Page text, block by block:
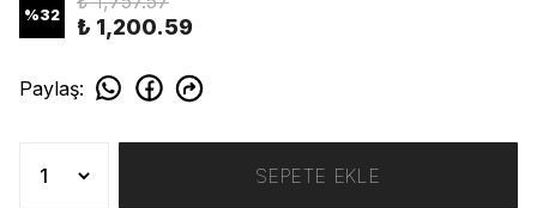
%32 ₺ 1,200.59
Paylaş:
SEPETE EKLE